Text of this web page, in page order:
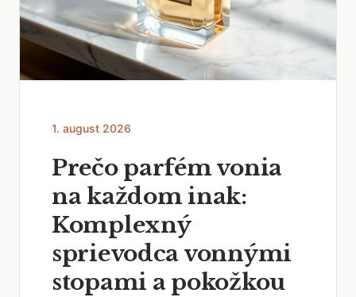
1. august 2026
Prečo parfém vonia
na každom inak:
Komplexný
sprievodca vonnými
stopami a pokožkou